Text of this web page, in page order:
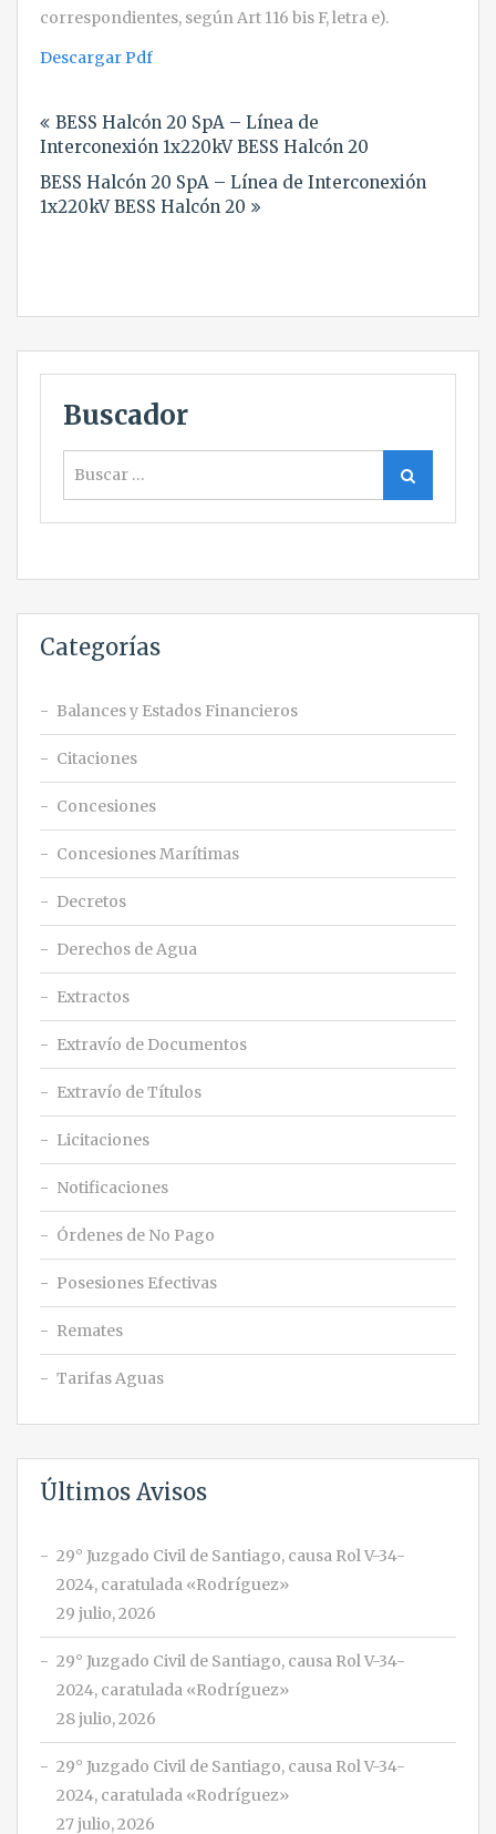
correspondientes, según Art 116 bis F, letra e).
Descargar Pdf
de
entradas
BESS Halcón 20 SpA – Línea de
Interconexión 1x220kV BESS Halcón 20
BESS Halcón 20 SpA – Línea de Interconexión
1x220kV BESS Halcón 20
Buscador
Buscar
Categorías
Balances y Estados Financieros
Citaciones
Concesiones
Concesiones Marítimas
Decretos
Derechos de Agua
Extractos
Extravío de Documentos
Extravío de Títulos
Licitaciones
Notificaciones
Órdenes de No Pago
Posesiones Efectivas
Remates
Tarifas Aguas
Últimos Avisos
29° Juzgado Civil de Santiago, causa Rol V-34-
2024, caratulada «Rodríguez»
29 julio, 2026
29° Juzgado Civil de Santiago, causa Rol V-34-
2024, caratulada «Rodríguez»
28 julio, 2026
29° Juzgado Civil de Santiago, causa Rol V-34-
2024, caratulada «Rodríguez»
27 julio, 2026